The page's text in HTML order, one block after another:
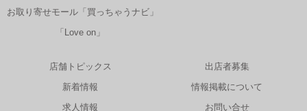
お取り寄せモール「買っちゃうナビ」
「Love on」
店舗トピックス
新着情報
求人情報
出店者募集
情報掲載について
お問い合せ